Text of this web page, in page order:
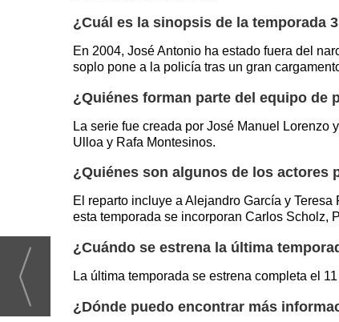
¿Cuál es la sinopsis de la temporada
En 2004, José Antonio ha estado fuera del
soplo pone a la policía tras un gran
¿Quiénes forman parte del equipo de
La serie fue creada por José Manuel
Ulloa y Rafa Montesinos.
¿Quiénes son algunos de los actores
El reparto incluye a Alejandro García y
esta temporada se incorporan Carlos Scholz,
¿Cuándo se estrena la última
La última temporada se estrena completa el
¿Dónde puedo encontrar más